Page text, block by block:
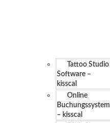
Tattoo Studio
Software –
kisscal
Online
Buchungssystem
– kisscal